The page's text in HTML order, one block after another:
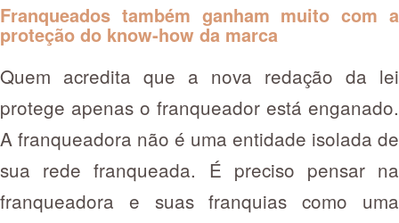
Franqueados também ganham muito com a
proteção do know-how da marca
Quem acredita que a nova redação da lei
protege apenas o franqueador está enganado.
A franqueadora não é uma entidade isolada de
sua rede franqueada. É preciso pensar na
franqueadora e suas franquias como uma